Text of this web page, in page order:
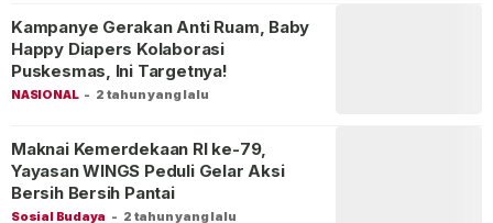
NASIONAL - 2 tahun yang lalu
Kampanye Gerakan Anti Ruam, Baby
Happy Diapers Kolaborasi
Puskesmas, Ini Targetnya!
Sosial Budaya - 2 tahun yang lalu
Maknai Kemerdekaan RI ke-79,
Yayasan WINGS Peduli Gelar Aksi
Bersih Bersih Pantai